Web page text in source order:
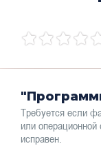
Требуется если
или
исправен.